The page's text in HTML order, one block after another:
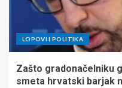
LOPOVI I POLITIKA
Zašto gradonačelniku
smeta hrvatski barjak